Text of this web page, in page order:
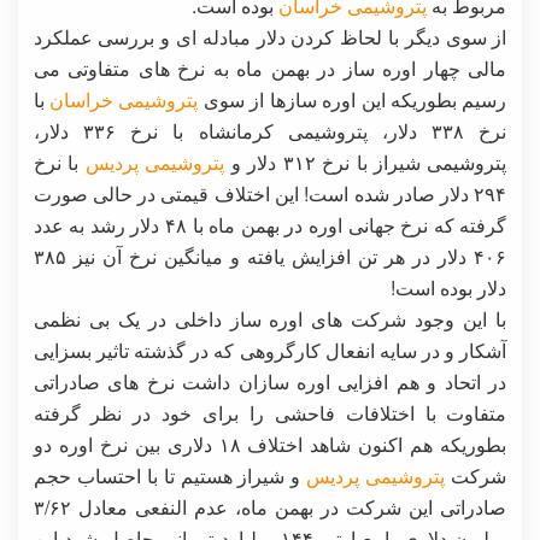
از سوی دیگر با لحاظ کردن دلار مبادله ای و بررسی عملکرد
مالی چهار اوره ساز در بهمن ماه به نرخ های متفاوتی می
رسیم بطوریکه این اوره سازها از سوی پتروشیمی خراسان با
نرخ ۳۳۸ دلار، پتروشیمی کرمانشاه با نرخ ۳۳۶ دلار،
پتروشیمی شیراز با نرخ ۳۱۲ دلار و
پتروشیمی پردیس با نرخ
۲۹۴ دلار صادر شده است! این اختلاف قیمتی در حالی صورت
گرفته که نرخ جهانی اوره در بهمن ماه با ۴۸ دلار رشد به عدد
۴۰۶ دلار در هر تن افزایش یافته و میانگین نرخ آن نیز ۳۸۵
دلار بوده است!
با این وجود شرکت های اوره ساز داخلی در یک بی نظمی
آشکار و در سایه انفعال کارگروهی که در گذشته تاثیر بسزایی
در اتحاد و هم افزایی اوره سازان داشت نرخ های صادراتی
متفاوت با اختلافات فاحشی را برای خود در نظر گرفته
بطوریکه هم اکنون شاهد اختلاف ۱۸ دلاری بین نرخ اوره دو
شرکت پتروشیمی پردیس و شیراز هستیم تا با احتساب حجم
صادراتی این شرکت در بهمن ماه، عدم النفعی معادل ۳/۶۲